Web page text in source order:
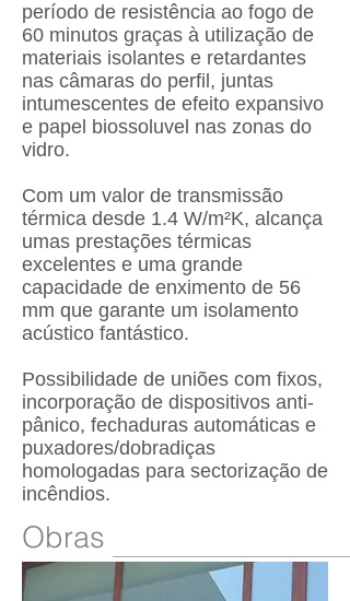
período de resistência ao fogo de
60 minutos graças à utilização de
materiais isolantes e retardantes
nas câmaras do perfil, juntas
intumescentes de efeito expansivo
e papel biossoluvel nas zonas do
vidro.
Com um valor de transmissão
térmica desde 1.4 W/m²K, alcança
umas prestações térmicas
excelentes e uma grande
capacidade de enximento de 56
mm que garante um isolamento
acústico fantástico.
Possibilidade de uniões com fixos,
incorporação de dispositivos anti-
pânico, fechaduras automáticas e
puxadores/dobradiças
homologadas para sectorização de
incêndios.
Obras